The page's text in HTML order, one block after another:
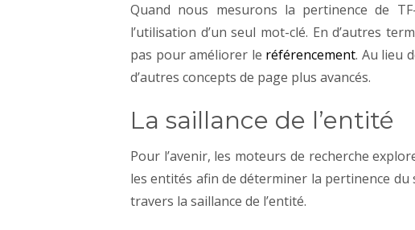
Quand nous mesurons la pertinence de
l’utilisation d’un seul mot-clé. En d’autres
pas pour améliorer le référencement. Au lieu
d’autres concepts de page plus avancés.
La saillance de l’entité
Pour l’avenir, les moteurs de recherche
les entités afin de déterminer la pertinence
travers la saillance de l’entité.